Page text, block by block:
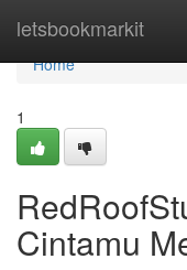
letsbookmarkit
Home
Home
1
Cintamu